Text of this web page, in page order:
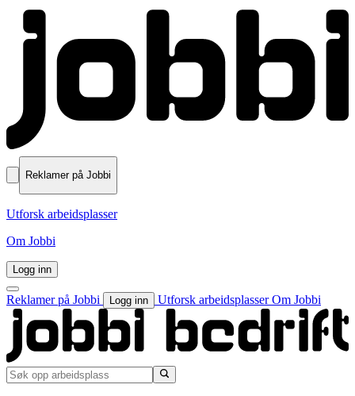
Reklamer på Jobbi
Utforsk arbeidsplasser
Om Jobbi
Logg inn
Reklamer på Jobbi Logg inn Utforsk arbeidsplasserOm Jobbi